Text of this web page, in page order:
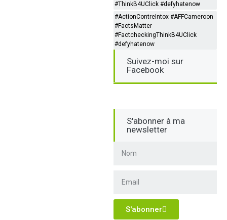
#ThinkB4UClick #defyhatenow
#ActionContreIntox #AFFCameroon
#FactsMatter
#FactcheckingThinkB4UClick
#defyhatenow
Suivez-moi sur
Facebook
S'abonner à ma
newsletter
S'abonner